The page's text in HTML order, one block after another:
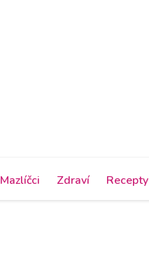
Mazlíčci Zdraví Recepty